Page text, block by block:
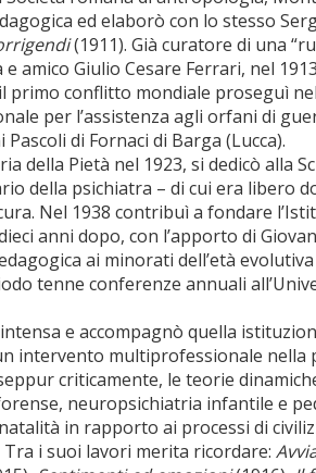
ed elaborò con lo stesso
(1911). Già curatore di una
amico Giulio Cesare Ferrari, nel
primo conflitto mondiale proseguì
per l’assistenza agli orfani di
di Fornaci di Barga (Lucca).
della Pietà nel 1923, si dedicò alla
della psichiatra – di cui era libero
Nel 1938 contribuì a fondare
anni dopo, con l’apporto di
ai minorati dell’età
tenne conferenze annuali
e accompagnò quella
intervento multiprofessionale nella
criticamente, le teorie
neuropsichiatria infantile e
in rapporto ai processi di
i suoi lavori merita ricordare: